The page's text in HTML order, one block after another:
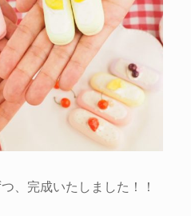
、完成いたしました！！